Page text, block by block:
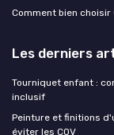
Comment bien
Les derniers
Tourniquet enfant :
inclusif
Peinture et finitions
éviter les COV